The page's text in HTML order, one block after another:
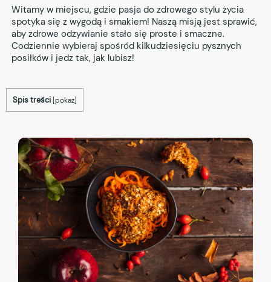
Witamy w miejscu, gdzie pasja do zdrowego stylu życia
spotyka się z wygodą i smakiem! Naszą misją jest sprawić,
aby zdrowe odżywianie stało się proste i smaczne.
Codziennie wybieraj spośród kilkudziesięciu pysznych
posiłków i jedz tak, jak lubisz!
Spis treści [pokaż]